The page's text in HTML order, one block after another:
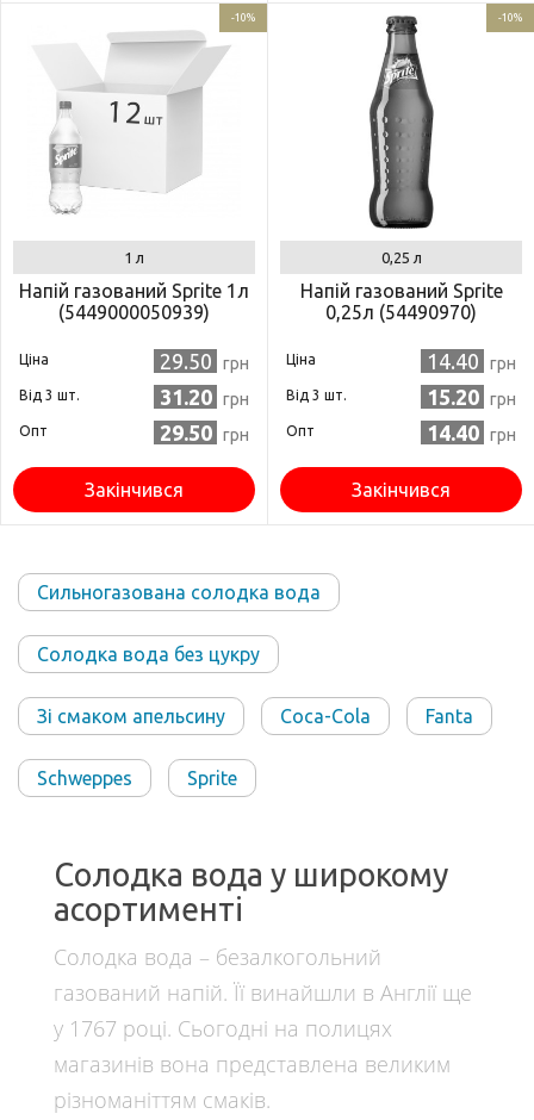
-10%
1 л
Напій газований Sprite 1л
(5449000050939)
Ціна 29.50 грн
Від 3 шт. 31.20 грн
Опт 29.50 грн
Закінчився
-10%
0,25 л
Напій газований Sprite
0,25л (54490970)
Ціна 14.40 грн
Від 3 шт. 15.20 грн
Опт 14.40 грн
Закінчився
Сильногазована солодка вода
Солодка вода без цукру
Зі смаком апельсину Coca-Cola Fanta
Schweppes Sprite
Солодка вода у широкому
асортименті
Солодка вода – безалкогольний
газований напій. Її винайшли в Англії ще
у 1767 році. Сьогодні на полицях
магазинів вона представлена великим
різноманіттям смаків.